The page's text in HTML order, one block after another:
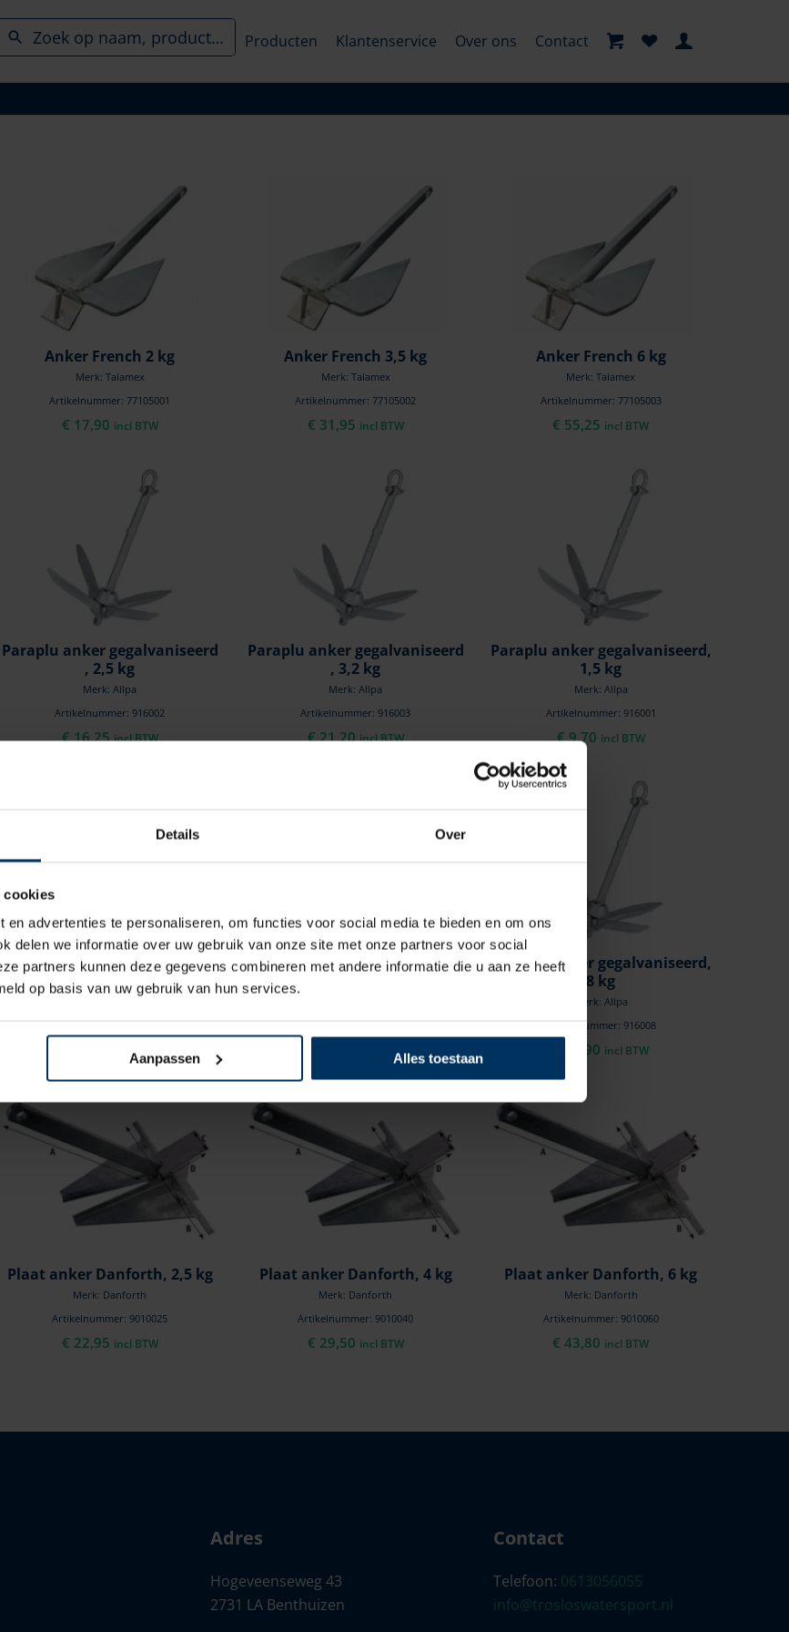
Details Over
cookies
en advertenties te personaliseren, om functies voor social media te bieden en om ons
delen we informatie over uw gebruik van onze site met onze partners voor social
partners kunnen deze gegevens combineren met andere informatie die u aan ze heeft
op basis van uw gebruik van hun services.
Aanpassen Alles toestaan
Producten Klantenservice Over ons Contact
Anker French 2 kg
Merk: Talamex
Artikelnummer: 77105001
€ 17,90 incl BTW
Anker French 3,5 kg
Merk: Talamex
Artikelnummer: 77105002
€ 31,95 incl BTW
Anker French 6 kg
Merk: Talamex
Artikelnummer: 77105003
€ 55,25 incl BTW
Paraplu anker gegalvaniseerd
, 2,5 kg
Merk: Allpa
Artikelnummer: 916002
€16,25 incl BTW
Paraplu anker gegalvaniseerd
, 3,2 kg
Merk: Allpa
Artikelnummer: 916003
€21,20 incl BTW
Paraplu anker gegalvaniseerd,
1,5 kg
Merk: Allpa
Artikelnummer: 916001
€9,70 incl BTW
Paraplu anker gegalvaniseerd,
4 kg
incl BTW
Paraplu anker gegalvaniseerd,
incl BTW
Paraplu anker gegalvaniseerd,
8 kg
Merk: Allpa
Artikelnummer: 916008
46,90 incl BTW
Plaat anker Danforth, 2,5 kg
Merk: Danforth
Artikelnummer: 9010025
€ 22,95 incl BTW
Plaat anker Danforth, 4 kg
Merk: Danforth
Artikelnummer: 9010040
€ 29,50 incl BTW
Plaat anker Danforth, 6 kg
Merk: Danforth
Artikelnummer: 9010060
€ 43,80 incl BTW
Adres
Hogeveenseweg 43
2731 LA Benthuizen
Contact
Telefoon: 0613056055
info@trosloswatersport.nl